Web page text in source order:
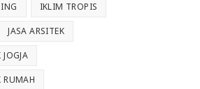
IKLIM TROPIS
JASA ARSITEK
JOGJA
RUMAH